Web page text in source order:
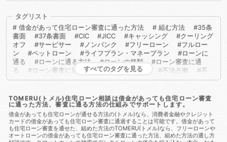
タグリスト
借金があって住宅ローン審査に通った方法
組む方法
35条
書面
37条書面 CIC JICC キャッシング
クーリング
オフ
サービサー ノンバンク フリーローン
フルロー
ン
ペットローン ライフプラン・マネープラン
ローンに
通る
ローンに通る方法 ローンの種類
ローン審査に通
る
ローン審査に通る方法 不動産取得税 不法占拠
不
法行為
二重譲渡 介護保険 代物弁済 代理人
代襲相
域
住宅ローン 住宅ローンに通る
住宅ローンに通る方
法
住宅ローンを組む 住宅ローン商品
住宅ローン審査
住宅ローン審査に通る
住宅ローン審査に通る方法
住宅ロー
ン相談
住宅購入 使用者責任 使用貸借 保佐人
個人
信用情報
個人民事再生 借地借家法 借地権 借金
借
金あってもローンに通る
借金あってもローンに通る方法
借
すべてのタグを見る
TOMERU(トメル)住宅ローン相談は借金があっても住宅ローン審査
に通った方法、審査に通る方法の仕組みでサポートします。
借金があっても住宅ローンが通せる方法の(トメル)なら、消費者金融やクレジット
カードの借金があっても住宅ローン審査に通過することは可能です。借金があって
も住宅ローン審査を通せた、組めた方法のTOMERU(トメル)なら、フリーローンや
オートローンの借金があっても住宅ローン審査に通った方法、組めた方法の通し方